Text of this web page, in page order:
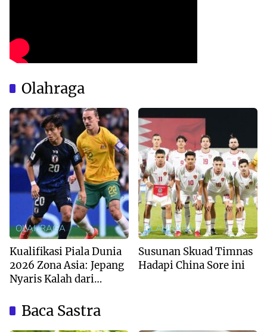
Olahraga
OLAHRAGA
Kualifikasi Piala Dunia
2026 Zona Asia: Jepang
Nyaris Kalah dari
OLAHRAGA
Susunan Skuad Timnas
Hadapi China Sore ini
Baca Sastra